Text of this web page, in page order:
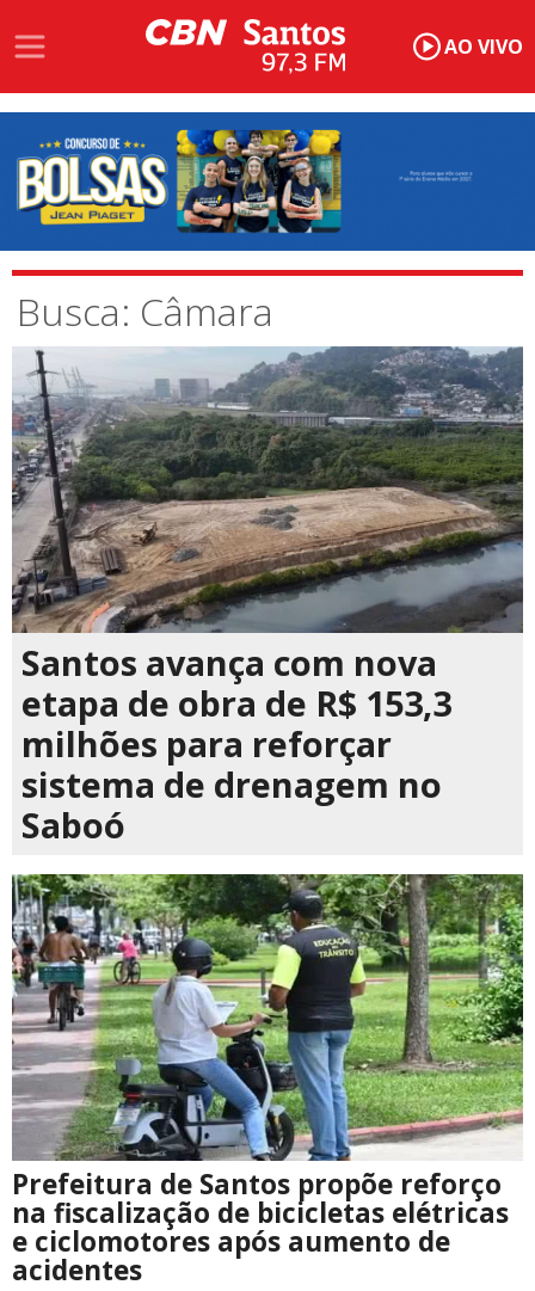
AO VIVO
Busca: Câmara
Santos avança com nova
etapa de obra de R$ 153,3
milhões para reforçar
sistema de drenagem no
Saboó
Prefeitura de Santos propõe reforço
na fiscalização de bicicletas elétricas
e ciclomotores após aumento de
acidentes